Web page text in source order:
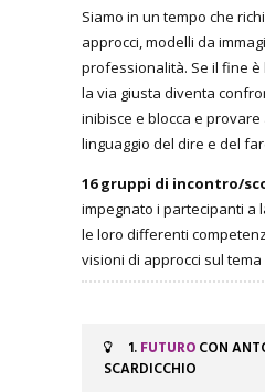
Siamo in un tempo che
approcci, modelli da
professionalità. Se il fine
la via giusta diventa
inibisce e blocca e
linguaggio del dire e del
16 gruppi di incontro/
impegnato i partecipanti a
le loro differenti
visioni di approcci sul tema
1.FUTUROCON
SCARDICCHIO